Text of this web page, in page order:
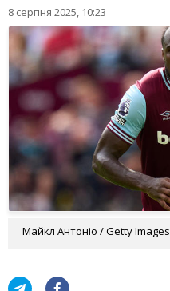
8 серпня 2025, 10:23
Майкл Антоніо / Getty Images